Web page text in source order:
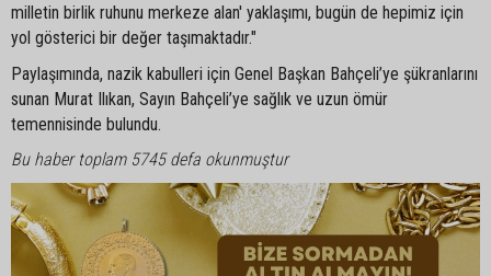
milletin birlik ruhunu merkeze alan' yaklaşımı, bugün de hepimiz için
yol gösterici bir değer taşımaktadır."
Paylaşımında, nazik kabulleri için Genel Başkan Bahçeli’ye şükranlarını
sunan Murat Ilıkan, Sayın Bahçeli’ye sağlık ve uzun ömür
temennisinde bulundu.
Bu haber toplam 5745 defa okunmuştur